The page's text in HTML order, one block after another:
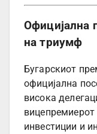
Официјална
на триумф
Бугарскиот
официјална
висока
вицепремиерот
инвестиции и